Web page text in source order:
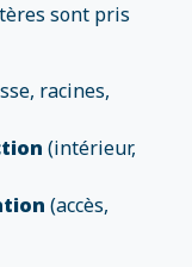
sont pris
racines,
(intérieur,
(accès,